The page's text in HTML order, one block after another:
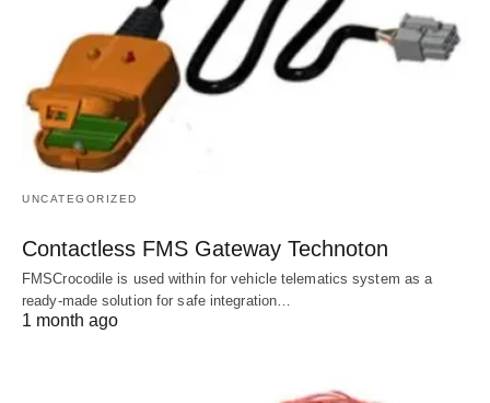
UNCATEGORIZED
Contactless FMS Gateway Technoton
FMSCrocodile is used within for vehicle telematics system as a
ready-made solution for safe integration…
1 month ago